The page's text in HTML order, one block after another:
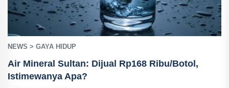
NEWS > GAYA HIDUP
Air Mineral Sultan: Dijual Rp168 Ribu/Botol,
Istimewanya Apa?